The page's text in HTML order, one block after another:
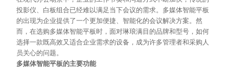
投影仪、白板组合已经难以满足当下会议的需求。多媒体智能平板
的出现为企业提供了一个更加便捷、智能化的会议解决方案。然
而，在选购多媒体智能平板时，面对琳琅满目的品牌和型号，如何
选择一款既高效又适合企业需求的设备，成为许多管理者和采购人
员关心的问题。
多媒体智能平板的主要功能